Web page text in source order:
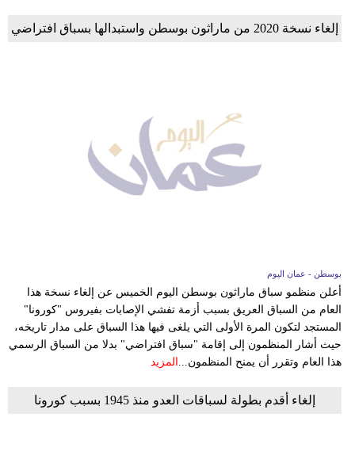
إلغاء نسخة 2020 من ماراثون بوسطن واستبدالها بسباق افتراضي
بوسطن - عمان اليوم
أعلن منظمو سباق ماراثون بوسطن اليوم الخميس عن إلغاء نسخة هذا
العام من السباق العريق بسبب أزمة تفشي الإصابات بفيروس "كورونا"
المستجد لتكون المرة الأولى التي يلغى فيها هذا السباق على مدار تاريخه،
حيث أشار المنظمون إلى إقامة "سباق افتراضي" بدلا من السباق الرسمي
هذا العام وتقرر أن يمنح المنظمون... المزيد
إلغاء أقدم بطولة لسباقات العدو منذ 1945 بسبب كورونا